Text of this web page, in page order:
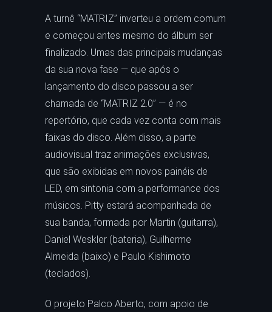
A turnê “MATRIZ” inverteu a ordem comum
e começou antes mesmo do álbum ser
finalizado. Umas das principais mudanças
da sua nova fase — que após o
lançamento do disco passou a ser
chamada de “MATRIZ 2.0” — é no
repertório, que cada vez conta com mais
faixas do disco. Além disso, a parte
audiovisual traz animações exclusivas,
que são exibidas em novos painéis de
LED, em sintonia com a performance dos
músicos. Pitty estará acompanhada de
sua banda, formada por Martin (guitarra),
Daniel Weskler (bateria), Guilherme
Almeida (baixo) e Paulo Kishimoto
(teclados).
O projeto Palco Aberto, com apoio de